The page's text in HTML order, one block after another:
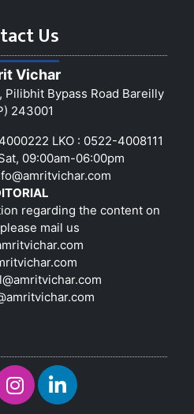
Us
Vichar
Pilibhit Bypass Road Bareilly
243001
LKO : 0522-4008111
09:00am-06:00pm
regarding the content on
mail us